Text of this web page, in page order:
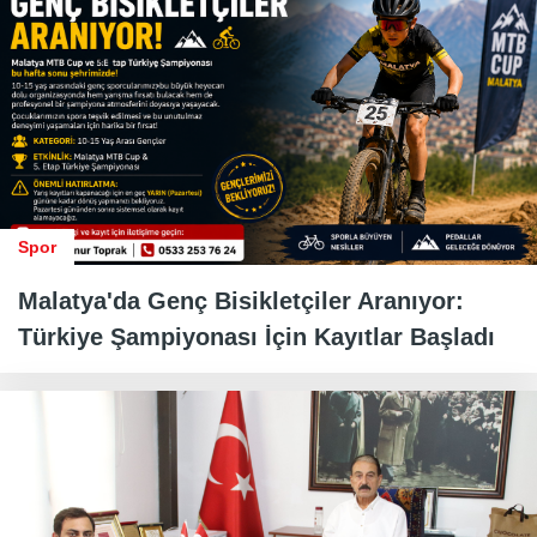
Spor
Malatya'da Genç Bisikletçiler Aranıyor:
Türkiye Şampiyonası İçin Kayıtlar Başladı